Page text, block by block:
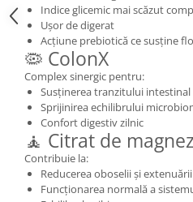
Vitamina D
Vitamina E
Vitamina K
Zinc
Cătină
Chlorella
Colina
Indice glicemic mai scăzut
Ușor de digerat
Acțiune prebiotică ce susține
🦠 ColonX
Complex sinergic pentru:
Susținerea tranzitului
Sprijinirea echilibrului
Confort digestiv zilnic
🧘 Citrat de
Contribuie la:
Reducerea oboselii și extenuării
Funcționarea normală a